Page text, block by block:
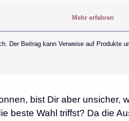
Mehr erfahren
Der Beitrag kann Verweise auf Produkte
bist Dir aber unsicher,
beste Wahl triffst? Da die